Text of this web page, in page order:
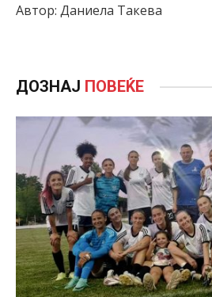
Автор: Даниела Такева
ДОЗНАЈ ПОВЕЌЕ